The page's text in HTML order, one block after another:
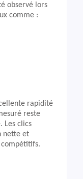
observé lors
comme :
rapidité
reste
Les clics
nette et
compétitifs.